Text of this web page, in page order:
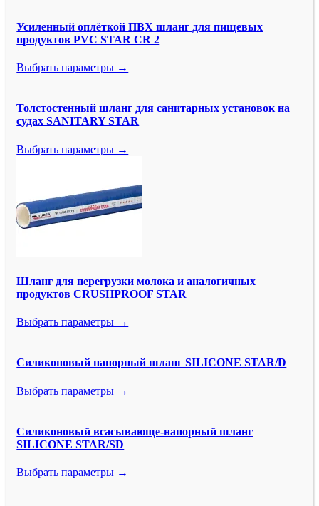
Усиленный оплёткой ПВХ шланг для пищевых
продуктов PVC STAR CR 2
Выбрать параметры →
Толстостенный шланг для санитарных установок на
судах SANITARY STAR
Выбрать параметры →
Шланг для перегрузки молока и аналогичных
продуктов CRUSHPROOF STAR
Выбрать параметры →
Силиконовый напорный шланг SILICONE STAR/D
Выбрать параметры →
Силиконовый всасывающе-напорный шланг
SILICONE STAR/SD
Выбрать параметры →